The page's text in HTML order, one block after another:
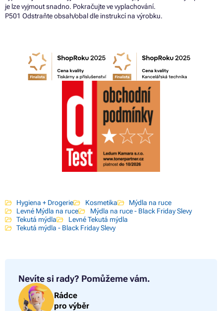
je lze vyjmout snadno. Pokračujte ve vyplachování.
P501 Odstraňte obsah/obal dle instrukcí na výrobku.
Hygiena + Drogerie Kosmetika
Mýdla na ruce
Levné Mýdla na ruce
Mýdla na ruce - Black Friday Slevy
Tekutá mýdla
Levné Tekutá mýdla
Tekutá mýdla - Black Friday Slevy
Nevíte si rady? Pomůžeme vám.
Rádce
pro výběr